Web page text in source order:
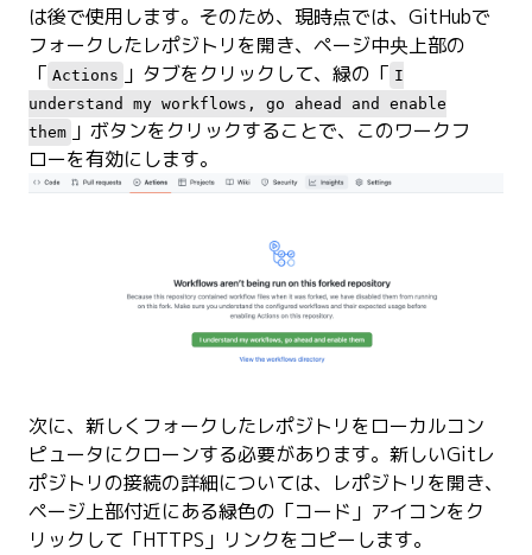
は後で使用します。そのため、現時点では、GitHubで
フォークしたレポジトリを開き、ページ中央上部の
「 Actions 」タブをクリックして、緑の「 I
understand my workflows, go ahead and enable
them
」ボタンをクリックすることで、このワークフ
ローを有効にします。
次に、新しくフォークしたレポジトリをローカルコン
ピュータにクローンする必要があります。新しいGitレ
ポジトリの接続の詳細については、レポジトリを開き、
ページ上部付近にある緑色の「コード」アイコンをク
リックして「HTTPS」リンクをコピーします。